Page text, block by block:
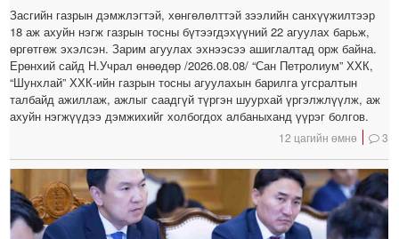
Засгийн газрын дэмжлэгтэй, хөнгөлөлттэй зээлийн санхүүжилтээр
18 аж ахуйн нэгж газрын тосны бүтээгдэхүүний 22 агуулах барьж,
өргөтгөж эхэлсэн. Зарим агуулах эхнээсээ ашиглалтад орж байна.
Ерөнхий сайд Н.Учрал өнөөдөр /2026.08.08/ “Сан Петролиум” ХХК,
“Шунхлай” ХХК-ийн газрын тосны агуулахын барилга угсралтын
талбайд ажиллаж, ажлыг саадгүй түргэн шуурхай үргэлжлүүлж, аж
ахуйн нэгжүүдээ дэмжихийг холбогдох албаныханд үүрэг болгов.
12 цагийн өмнө 3